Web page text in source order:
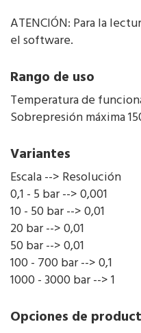
ATENCIÓN: Para la
el software.
Rango de uso
Temperatura de
Sobrepresión máxima
Variantes
Escala --> Resolución
0,1 - 5 bar --> 0,001
10 - 50 bar --> 0,01
20 bar --> 0,01
50 bar --> 0,01
100 - 700 bar --> 0,1
1000 - 3000 bar --> 1
Opciones de